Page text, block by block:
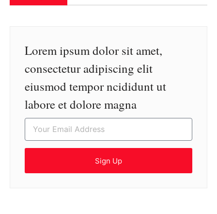
Lorem ipsum dolor sit amet,
consectetur adipiscing elit
eiusmod tempor ncididunt ut
labore et dolore magna
Sign Up